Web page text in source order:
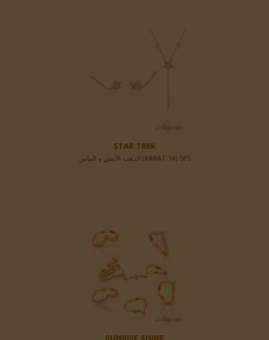
STAR TREK
585 (14 KARAT) الذهب الأبيض و الماس